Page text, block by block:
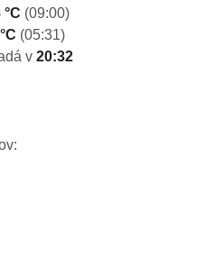
°C (09:00)
(05:31)
v 20:32